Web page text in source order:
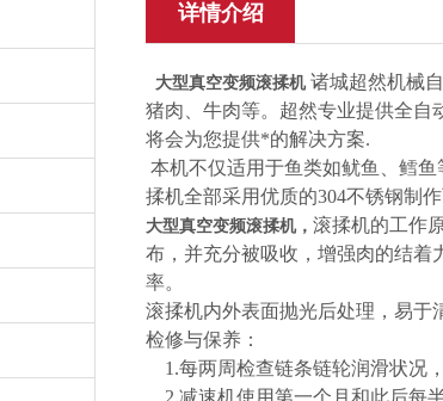
详情介绍
大型真空变频滚揉机诸城超然机械
猪肉、牛肉等。超然专业提供全自
将会为您提供*的解决方案.
本机不仅适用于鱼类如鱿鱼、鳕
揉机全部采用优质的304不锈钢制
大型真空变频滚揉机， 滚揉机的工作
布，并充分被吸收，增强肉的结着
率。
滚揉机内外表面抛光后处理，易于
检修与保养：
1.每两周检查链条链轮润滑状况